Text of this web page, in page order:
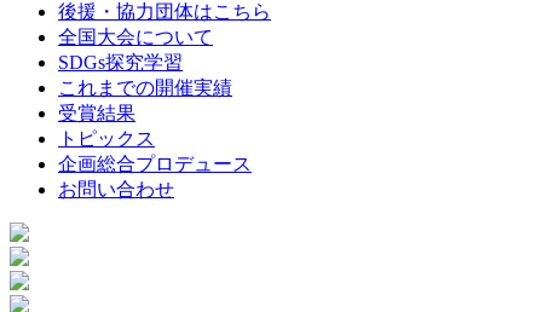
後援・協力団体はこちら
全国大会について
SDGs探究学習
これまでの開催実績
受賞結果
トピックス
企画総合プロデュース
お問い合わせ